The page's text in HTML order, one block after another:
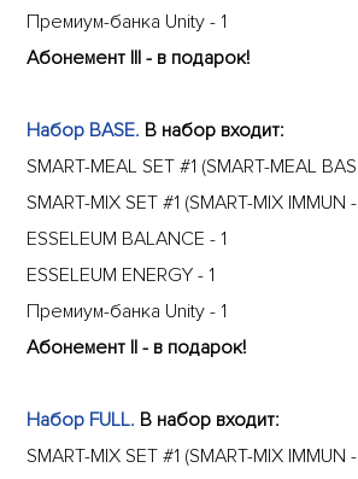
Премиум-банка Unity - 1
Абонемент III - в подарок!
Набор BASE. В набор входит:
SMART-MEAL SET #1 (SMART-MEAL
SMART-MIX SET #1 (SMART-MIX
ESSELEUM BALANCE - 1
ESSELEUM ENERGY - 1
Премиум-банка Unity - 1
Абонемент II - в подарок!
Набор FULL. В набор входит:
SMART-MIX SET #1 (SMART-MIX